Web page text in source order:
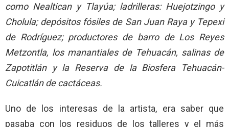
como Nealtican y Tlayúa; ladrilleras: Huejotzingo y
Cholula; depósitos fósiles de San Juan Raya y Tepexi
de Rodríguez; productores de barro de Los Reyes
Metzontla, los manantiales de Tehuacán, salinas de
Zapotitlán y la Reserva de la Biosfera Tehuacán-
Cuicatlán de cactáceas.
Uno de los interesas de la artista, era saber que
pasaba con los residuos de los talleres y el más